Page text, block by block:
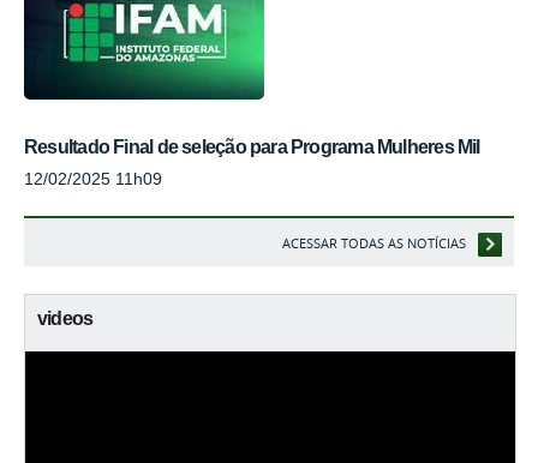
Resultado Final de seleção para Programa Mulheres Mil
12/02/2025 11h09
ACESSAR TODAS AS NOTÍCIAS
videos